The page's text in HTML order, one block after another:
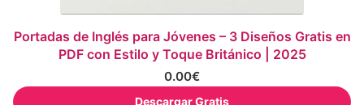
Portadas de Inglés para Jóvenes – 3 Diseños Gratis en
PDF con Estilo y Toque Británico | 2025
0.00€
Descargar Gratis